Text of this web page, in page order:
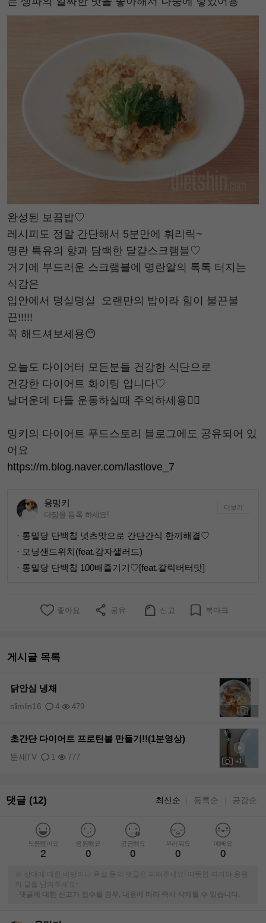
완성된 보끔밥♡
레시피도 정말 간단해서 5분만에 휘리릭~
명란 특유의 향과 담백한 달걀스크램블♡
거기에 부드러운 스크램블에 명란알의 톡톡 터지는
식감은
입안에서 덩실덩실 오랜만의 밥이라 힘이 불끈불
끈!!!!!
꼭 해드셔보세용😶
오늘도 다이어터 모든분들 건강한 식단으로
건강한 다이어트 화이팅 입니다♡
날더운데 다들 운동하실때 주의하세용🙆‍♀️
밍키의 다이어트 푸드스토리 블로그에도 공유되어 있
어요
https://m.blog.naver.com/lastlove_7
융밍키
다짐을 등록 하세요!
더보기
· 통밀당 단백칩 넛츠맛으로 간단간식 한끼해결♡
· 모닝샌드위치(feat.감자샐러드)
· 통밀당 단백칩 100배즐기기♡[feat.갈릭버터맛]
좋아요 공유 신고 북마크
게시글 목록
닭안심 냉채
4 479
slimlin16
+1
초간단 다이어트 프로틴볼 만들기!!(1분영상)
1 777
뚠새TV
댓글 (12) 최신순 등록순 공감순
도움됐어요
2
응원해요
0
궁금해요
0
부러워요
0
예뻐요
0
※ 상대에 대한 비방이나 욕설 등의 댓글은 피해주세요! 따뜻한 격려와 응원
의 글을 남겨주세요~
-
댓글에 대한 신고가 접수될 경우, 내용에 따라 즉시 삭제될 수 있습니다.